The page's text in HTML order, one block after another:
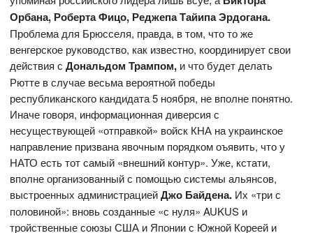
Орбана, Роберта Фицо, Реджепа Тайипа Эрдогана.
Проблема для Брюсселя, правда, в том, что то же
венгерское руководство, как известно, координирует свои
действия сДональдом Трампом, и что будет делать
Рютте в случае весьма вероятной победы
республиканского кандидата 5 ноября, не вполне понятно.
Иначе говоря, информационная диверсия с
несуществующей «отправкой» войск КНА на украинское
направление призвана явочным порядком оъявить, что у
НАТО есть тот самый «внешний контур». Уже, кстати,
вполне организованный с помощью системы альянсов,
выстроенных администрациейДжо Байдена. Их «три с
половиной»: вновь созданные «с нуля» AUKUS и
тройственные союзы США и Японии с Южной Кореей и